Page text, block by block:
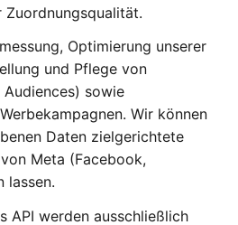
Zuordnungsqualität.
Optimierung unserer
und Pflege von
sowie
Wir können
Daten zielgerichtete
Meta (Facebook,
lassen.
API werden ausschließlich